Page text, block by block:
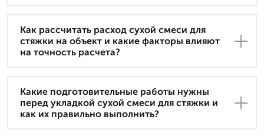
Как рассчитать расход сухой смеси для
стяжки на объект и какие факторы влияют
на точность расчета?
Какие подготовительные работы нужны
перед укладкой сухой смеси для стяжки и
как их правильно выполнить?